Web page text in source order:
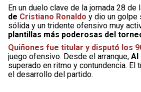
En un duelo clave de la jornada 28 de
de Cristiano Ronaldo y dio un golpe
sólida y un tridente ofensivo muy
plantillas más poderosas del
Quiñones fue titular y disputó los
juego ofensivo. Desde el arranque, Al
superado en ritmo y contundencia. El
el desarrollo del partido.